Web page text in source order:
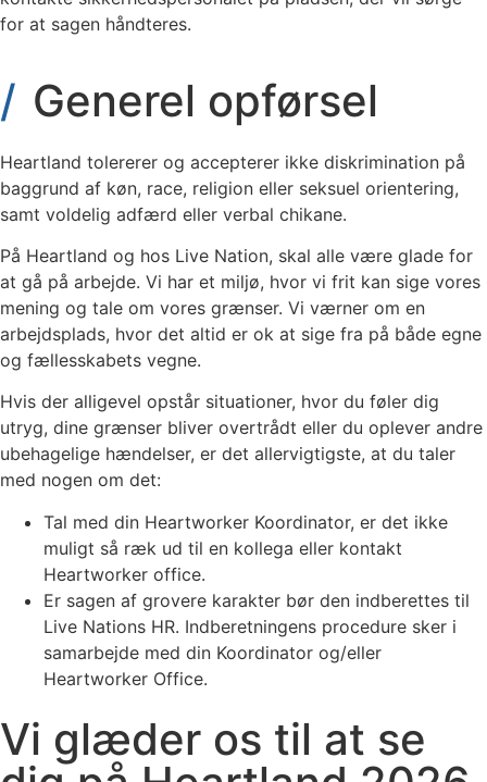
for at sagen håndteres.
Generel opførsel
Heartland tolererer og accepterer ikke diskrimination på
baggrund af køn, race, religion eller seksuel orientering,
samt voldelig adfærd eller verbal chikane.
På Heartland og hos Live Nation, skal alle være glade for
at gå på arbejde. Vi har et miljø, hvor vi frit kan sige vores
mening og tale om vores grænser. Vi værner om en
arbejdsplads, hvor det altid er ok at sige fra på både egne
og fællesskabets vegne.
Hvis der alligevel opstår situationer, hvor du føler dig
utryg, dine grænser bliver overtrådt eller du oplever andre
ubehagelige hændelser, er det allervigtigste, at du taler
med nogen om det:
Tal med din Heartworker Koordinator, er det ikke
muligt så ræk ud til en kollega eller kontakt
Heartworker office.
Er sagen af grovere karakter bør den indberettes til
Live Nations HR. Indberetningens procedure sker i
samarbejde med din Koordinator og/eller
Heartworker Office.
Vi glæder os til at se